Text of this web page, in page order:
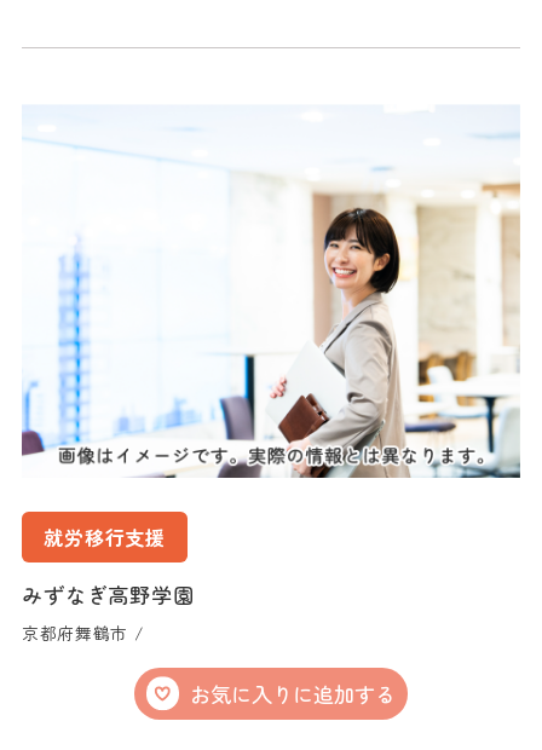
就労移行支援
みずなぎ高野学園
京都府舞鶴市 /
お気に入りに追加する